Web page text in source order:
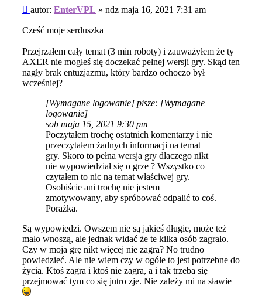
Post
autor: EnterVPL » ndz maja 16, 2021 7:31 am
Cześć moje serduszka
Przejrzałem cały temat (3 min roboty) i zauważyłem że ty
AXER nie mogłeś się doczekać pełnej wersji gry. Skąd ten
nagły brak entuzjazmu, który bardzo ochoczo był
wcześniej?
[Wymagane logowanie] pisze: [Wymagane
logowanie]
sob maja 15, 2021 9:30 pm
Poczytałem trochę ostatnich komentarzy i nie
przeczytałem żadnych informacji na temat
gry. Skoro to pełna wersja gry dlaczego nikt
nie wypowiedział się o grze ? Wszystko co
czytałem to nic na temat właściwej gry.
Osobiście ani trochę nie jestem
zmotywowany, aby spróbować odpalić to coś.
Porażka.
Są wypowiedzi. Owszem nie są jakieś długie, może też
mało wnoszą, ale jednak widać że te kilka osób zagrało.
Czy w moja grę nikt więcej nie zagra? No trudno
powiedzieć. Ale nie wiem czy w ogóle to jest potrzebne do
życia. Ktoś zagra i ktoś nie zagra, a i tak trzeba się
przejmować tym co się jutro zje. Nie zależy mi na sławie